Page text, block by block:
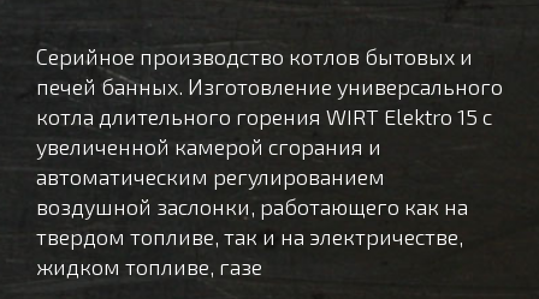
Серийное производство котлов бытовых и
печей банных. Изготовление универсального
котла длительного горения WIRT Elektro 15 с
увеличенной камерой сгорания и
автоматическим регулированием
воздушной заслонки, работающего как на
твердом топливе, так и на электричестве,
жидком топливе, газе